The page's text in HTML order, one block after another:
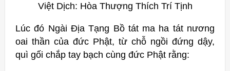
Việt Dịch: Hòa Thượng Thích Trí Tịnh
Lúc đó Ngài Ðịa Tạng Bồ tát ma ha tát nương
oai thần của đức Phật, từ chỗ ngồi đứng dậy,
quì gối chắp tay bạch cùng đức Phật rằng: